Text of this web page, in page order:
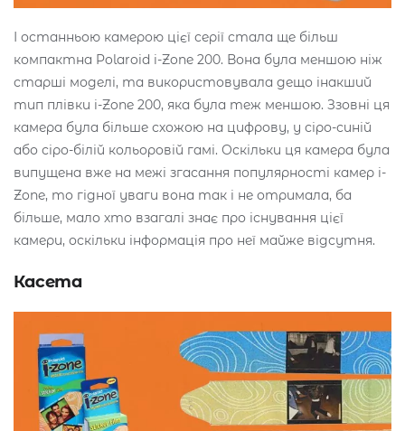
І останньою камерою цієї серії стала ще більш
компактна Polaroid i-Zone 200. Вона була меншою ніж
старші моделі, та використовувала дещо інакший
тип плівки i-Zone 200, яка була теж меншою. Ззовні ця
камера була більше схожою на цифрову, у сіро-синій
або сіро-білій кольоровій гамі. Оскільки ця камера була
випущена вже на межі згасання популярності камер i-
Zone, то гідної уваги вона так і не отримала, ба
більше, мало хто взагалі знає про існування цієї
камери, оскільки інформація про неї майже відсутня.
Касета